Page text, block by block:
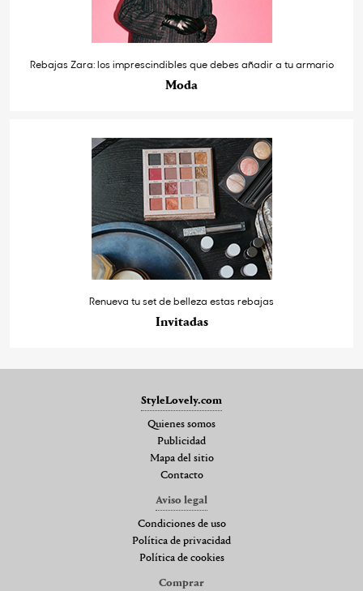
Rebajas Zara: los imprescindibles que debes añadir a tu armario
Moda
Renueva tu set de belleza estas rebajas
Invitadas
StyleLovely.com
Quienes somos
Publicidad
Mapa del sitio
Contacto
Aviso legal
Condiciones de uso
Política de privacidad
Política de cookies
Comprar